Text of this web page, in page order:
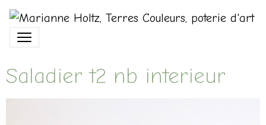
Saladier t2 nb interieur